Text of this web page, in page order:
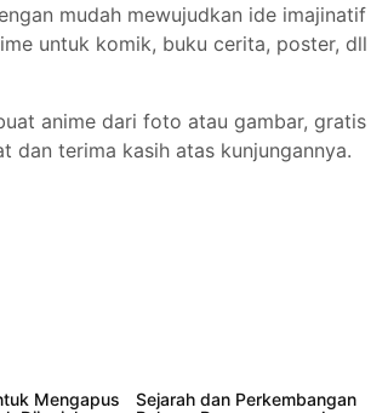
mudah mewujudkan ide imajinatif
untuk komik, buku cerita, poster, dll
anime dari foto atau gambar, gratis
dan terima kasih atas kunjungannya.
Mengapus
Sejarah dan Perkembangan